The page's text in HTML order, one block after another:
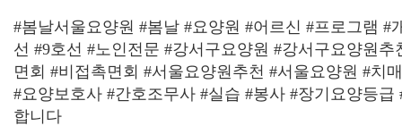
#봄날서울요양원 #봄날 #요양원 #어르신 #프로그램 #
선 #9호선 #노인전문 #강서구요양원 #강서구요양원
면회 #비접촉면회 #서울요양원추천 #서울요양원 #치
#요양보호사 #간호조무사 #실습 #봉사 #장기요양등
합니다